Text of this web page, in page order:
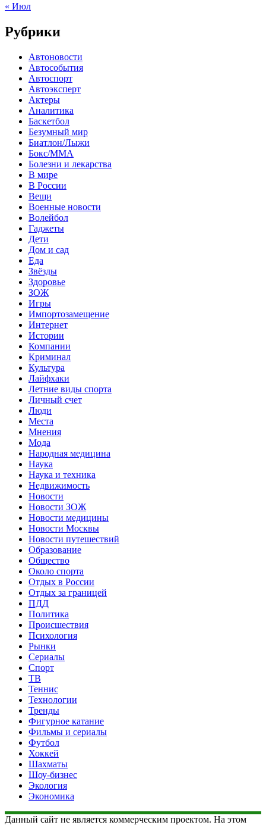
« Июл
Рубрики
Автоновости
Автособытия
Автоспорт
Автоэксперт
Актеры
Аналитика
Баскетбол
Безумный мир
Биатлон/Лыжи
Бокс/MMA
Болезни и лекарства
В мире
В России
Вещи
Военные новости
Волейбол
Гаджеты
Дети
Дом и сад
Еда
Звёзды
Здоровье
ЗОЖ
Игры
Импортозамещение
Интернет
Истории
Компании
Криминал
Культура
Лайфхаки
Летние виды спорта
Личный счет
Люди
Места
Мнения
Мода
Народная медицина
Наука
Наука и техника
Недвижимость
Новости
Новости ЗОЖ
Новости медицины
Новости Москвы
Новости путешествий
Образование
Общество
Около спорта
Отдых в России
Отдых за границей
ПДД
Политика
Происшествия
Психология
Рынки
Сериалы
Спорт
ТВ
Теннис
Технологии
Тренды
Фигурное катание
Фильмы и сериалы
Футбол
Хоккей
Шахматы
Шоу-бизнес
Экология
Экономика
Данный сайт не является коммерческим проектом. На этом